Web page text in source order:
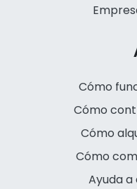
Cómo
Cómo
Cómo
Cómo
Ayuda